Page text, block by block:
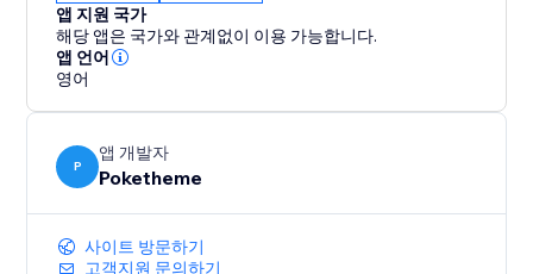
앱 지원 국가
해당 앱은 국가와 관계없이 이용 가능합니다.
앱 언어
영어
P
앱 개발자
Poketheme
사이트 방문하기
고객지원 문의하기